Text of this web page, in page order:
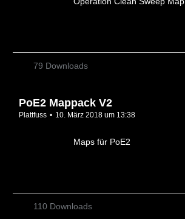
79 Downloads
PoE2 Mappack V2
Plattfuss 10. März 2018 um 13:38
Maps für PoE2
110 Downloads